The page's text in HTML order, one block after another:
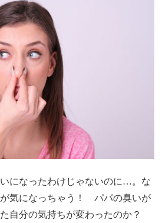
になったわけじゃないのに…。な
気になっちゃう！ パパの臭いが
自分の気持ちが変わったのか？